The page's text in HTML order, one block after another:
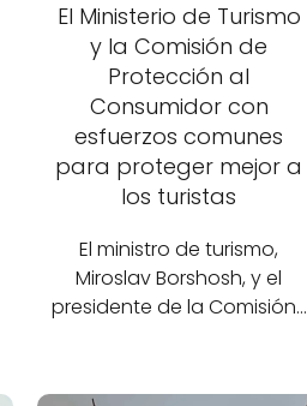
El Ministerio de Turismo
y la Comisión de
Protección al
Consumidor con
esfuerzos comunes
para proteger mejor a
los turistas
El ministro de turismo,
Miroslav Borshosh, y el
presidente de la Comisión…